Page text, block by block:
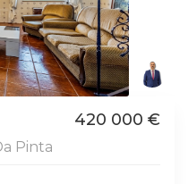
420 000 €
Pinta